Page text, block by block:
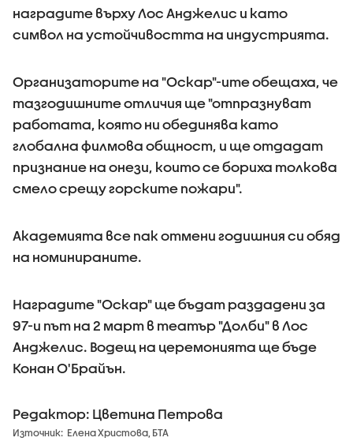
наградите върху Лос Анджелис и като
символ на устойчивостта на индустрията.
Организаторите на "Оскар"-ите обещаха, че
тазгодишните отличия ще "отпразнуват
работата, която ни обединява като
глобална филмова общност, и ще отдадат
признание на онези, които се бориха толкова
смело срещу горските пожари".
Академията все пак отмени годишния си обяд
на номинираните.
Наградите "Оскар" ще бъдат раздадени за
97-и път на 2 март в театър "Долби" в Лос
Анджелис. Водещ на церемонията ще бъде
Конан О'Брайън.
Редактор: Цветина Петрова
Източник: Елена Христова, БТА